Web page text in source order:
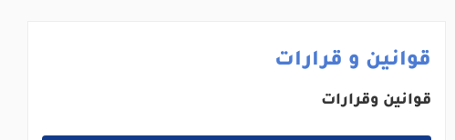
قوانين و قرارات
قوانين وقرارات